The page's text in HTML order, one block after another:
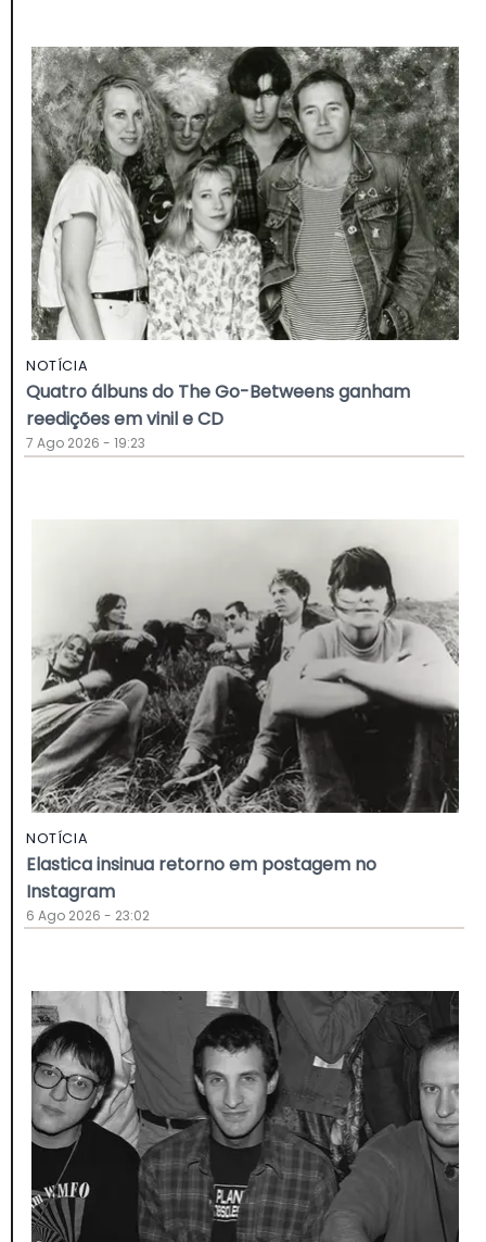
NOTÍCIA
Quatro álbuns do The Go-Betweens ganham
reedições em vinil e CD
7 Ago 2026 - 19:23
NOTÍCIA
Elastica insinua retorno em postagem no
Instagram
6 Ago 2026 - 23:02